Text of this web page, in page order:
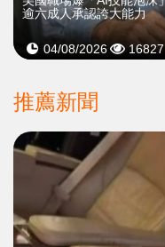
逾六成人承認誇大能力
04/08/2026 16827
推薦新聞